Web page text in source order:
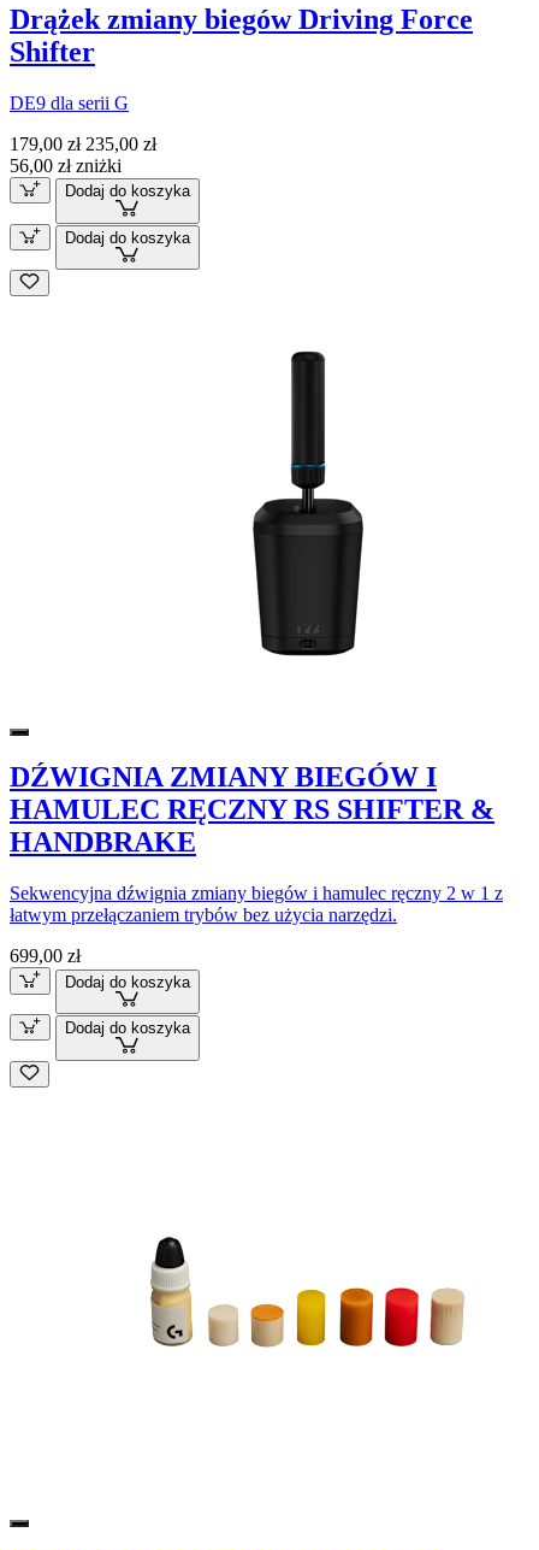
Drążek zmiany biegów Driving Force
Shifter
DE9 dla serii G
179,00 zł 235,00 zł
56,00 zł zniżki
Dodaj do koszyka
Dodaj do koszyka
DŹWIGNIA ZMIANY BIEGÓW I
HAMULEC RĘCZNY RS SHIFTER &
HANDBRAKE
Sekwencyjna dźwignia zmiany biegów i hamulec ręczny 2 w 1 z
łatwym przełączaniem trybów bez użycia narzędzi.
699,00 zł
Dodaj do koszyka
Dodaj do koszyka